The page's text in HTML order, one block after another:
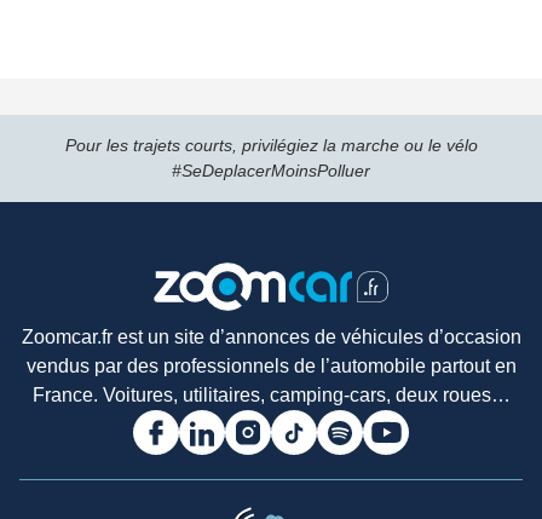
Pour les trajets courts, privilégiez la marche ou le vélo
#SeDeplacerMoinsPolluer
Zoomcar.fr est un site d’annonces de véhicules d’occasion
vendus par des professionnels de l’automobile partout en
France. Voitures, utilitaires, camping-cars, deux roues…